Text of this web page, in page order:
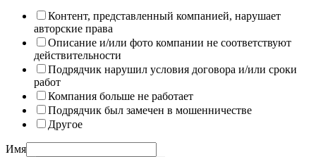
Контент, представленный компанией, нарушает
авторские права
Описание и/или фото компании не соответствуют
действительности
Подрядчик нарушил условия договора и/или сроки
работ
Компания больше не работает
Подрядчик был замечен в мошенничестве
Другое
Имя